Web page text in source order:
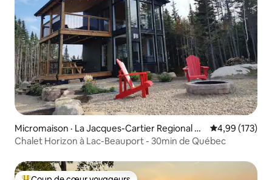
Micromaison · La Jacques-Cartier Regional C
ounty Municipality
Note
4,99 (173)
Chalet Horizon à Lac-Beauport - 30min de Québec